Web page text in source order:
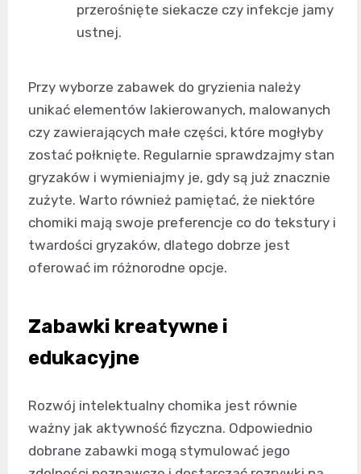
przerośnięte siekacze czy infekcje jamy
ustnej.
Przy wyborze zabawek do gryzienia należy
unikać elementów lakierowanych, malowanych
czy zawierających małe części, które mogłyby
zostać połknięte. Regularnie sprawdzajmy stan
gryzaków i wymieniajmy je, gdy są już znacznie
zużyte. Warto również pamiętać, że niektóre
chomiki mają swoje preferencje co do tekstury i
twardości gryzaków, dlatego dobrze jest
oferować im różnorodne opcje.
Zabawki kreatywne i
edukacyjne
Rozwój intelektualny chomika jest równie
ważny jak aktywność fizyczna. Odpowiednio
dobrane zabawki mogą stymulować jego